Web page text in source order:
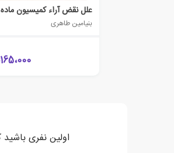
بنیامین طاهری
165،000
اولین نفری